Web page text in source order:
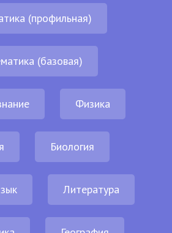
(профильная)
(базовая)
Физика
Биология
Литература